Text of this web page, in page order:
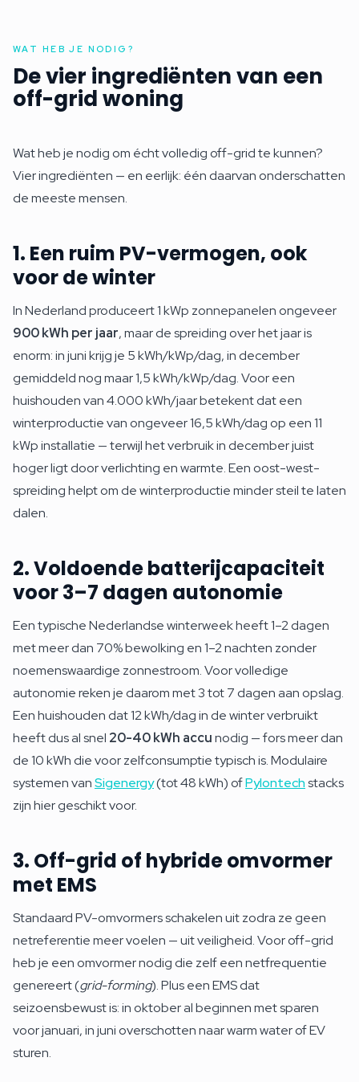
WAT HEB JE NODIG?
De vier ingrediënten van een
off-grid woning
Wat heb je nodig om écht volledig off-grid te kunnen?
Vier ingrediënten — en eerlijk: één daarvan onderschatten
de meeste mensen.
1. Een ruim PV-vermogen, ook
voor de winter
In Nederland produceert 1 kWp zonnepanelen ongeveer
900 kWh per jaar, maar de spreiding over het jaar is
enorm: in juni krijg je 5 kWh/kWp/dag, in december
gemiddeld nog maar 1,5 kWh/kWp/dag. Voor een
huishouden van 4.000 kWh/jaar betekent dat een
winterproductie van ongeveer 16,5 kWh/dag op een 11
kWp installatie — terwijl het verbruik in december juist
hoger ligt door verlichting en warmte. Een oost-west-
spreiding helpt om de winterproductie minder steil te laten
dalen.
2. Voldoende batterijcapaciteit
voor 3–7 dagen autonomie
Een typische Nederlandse winterweek heeft 1–2 dagen
met meer dan 70% bewolking en 1–2 nachten zonder
noemenswaardige zonnestroom. Voor volledige
autonomie reken je daarom met 3 tot 7 dagen aan opslag.
Een huishouden dat 12 kWh/dag in de winter verbruikt
heeft dus al snel 20-40 kWh accunodig — fors meer dan
de 10 kWh die voor zelfconsumptie typisch is. Modulaire
systemen vanSigenergy(tot 48 kWh) ofPylontechstacks
zijn hier geschikt voor.
3. Off-grid of hybride omvormer
met EMS
Standaard PV-omvormers schakelen uit zodra ze geen
netreferentie meer voelen — uit veiligheid. Voor off-grid
heb je een omvormer nodig die zelf een netfrequentie
genereert (grid-forming). Plus een EMS dat
seizoensbewust is: in oktober al beginnen met sparen
voor januari, in juni overschotten naar warm water of EV
sturen.